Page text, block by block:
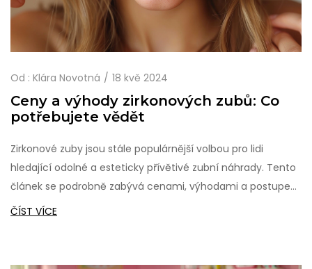
Od : Klára Novotná 18 kvě 2024
Ceny a výhody zirkonových zubů: Co
potřebujete vědět
Zirkonové zuby jsou stále populárnější volbou pro lidi
hledající odolné a esteticky přívětivé zubní náhrady. Tento
článek se podrobně zabývá cenami, výhodami a postupem
získání zirkonových zubů, včetně užitečných tipů a
ČÍST VÍCE